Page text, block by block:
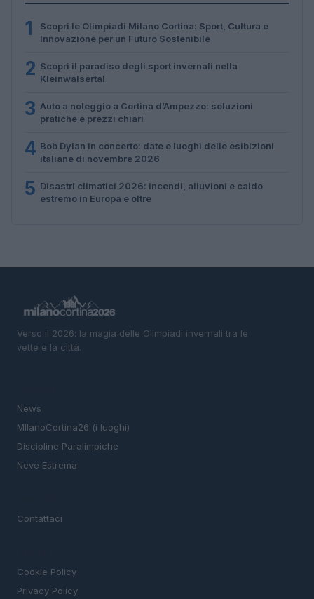
1
Scopri le Olimpiadi Milano Cortina: Sport, Cultura e
Innovazione per un Futuro Sostenibile
2 Scopri il paradiso degli sport invernali nella
Kleinwalsertal
3 Auto a noleggio a Cortina d’Ampezzo: soluzioni
pratiche e prezzi chiari
4 Bob Dylan in concerto: date e luoghi delle esibizioni
italiane di novembre 2026
5 Disastri climatici 2026: incendi, alluvioni e caldo
estremo in Europa e oltre
Verso il 2026: la magia delle Olimpiadi invernali tra le
vette e la città.
News
MIlanoCortina26 (i luoghi)
Discipline Paralimpiche
Neve Estrema
Contattaci
Cookie Policy
Privacy Policy